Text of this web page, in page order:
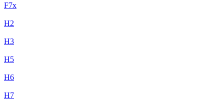
F7x
H2
H3
H5
H6
H7